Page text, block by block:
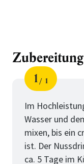
Zubereitung
Schritt
1
von
1
Im
Wasser und
mixen, bis ein
ist. Der
ca. 5 Tage im